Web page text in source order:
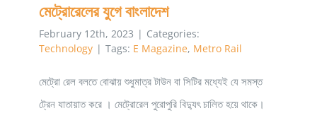
মেট্রোরেলের যুগে বাংলাদেশ
February 12th, 2023 | Categories:
Technology | Tags: E Magazine, Metro Rail
মেট্রো রেল বলতে বোঝায় শুধুমাত্র টাউন বা সিটির মধ্যেই যে সমস্ত
ট্রেন যাতায়াত করে । মেট্রোরেল পুরোপুরি বিদ্যুৎ চালিত হয়ে থাকে।